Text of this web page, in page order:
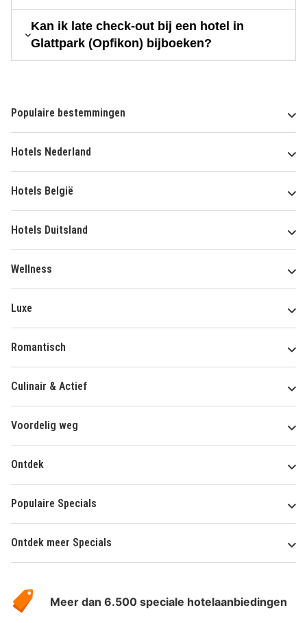
Kan ik late check-out bij een hotel in
Glattpark (Opfikon) bijboeken?
Populaire bestemmingen
Hotels Nederland
Hotels België
Hotels Duitsland
Wellness
Luxe
Romantisch
Culinair & Actief
Voordelig weg
Ontdek
Populaire Specials
Ontdek meer Specials
HotelSpecials
Meer dan 6.500 speciale hotelaanbiedingen